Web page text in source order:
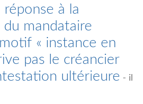
à la
mandataire
« instance en
pas le créancier
ultérieure - il